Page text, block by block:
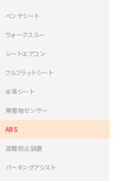
ベンチシート
ウォークスルー
シートエアコン
フルフラットシート
本革シート
障害物センサー
ABS
盗難防止装置
パーキングアシスト